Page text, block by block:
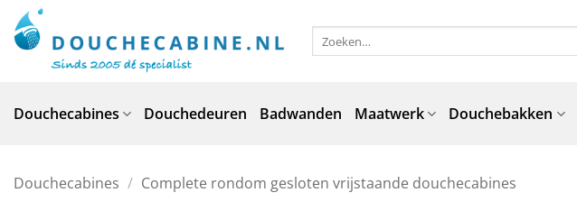
naar
inhoud
Zoeken
naar:
Douchecabines Douchedeuren Badwanden Maatwerk Douchebakken
Douchecabines / Complete rondom gesloten vrijstaande douchecabines